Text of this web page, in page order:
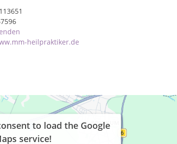
heilpraktiker.de
to load the Google
service!